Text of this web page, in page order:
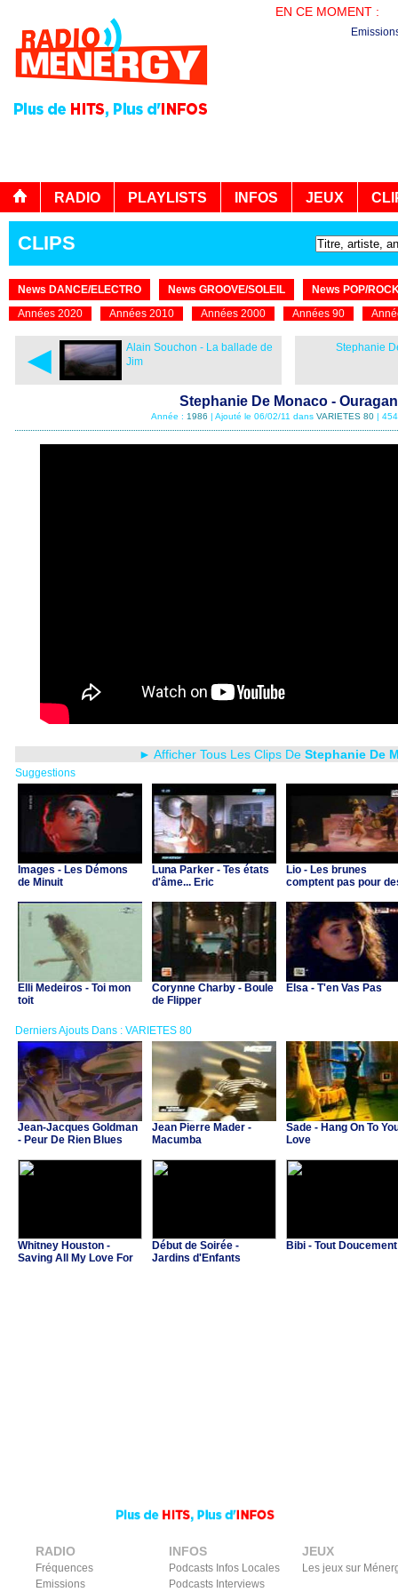
EN CE MOMENT :
RADIO PLAYLISTS INFOS JEUX
CLIPS
News DANCE/ELECTRO News GROOVE/SOLEIL
News POP/
Années 2020
Années 2010 Années 2000 Années 90
◄
Alain Souchon - La ballade de
Jim
Stephanie
Stephanie De Monaco - Ouragan
Année : 1986 | Ajouté le 06/02/11 dans VARIETES 80 |
► Afficher Tous Les Clips De Stephanie De
Suggestions
Images - Les Démons
de Minuit
Luna Parker - Tes états
d'âme... Eric
Lio - Les brunes
comptent pas pour
Elli Medeiros - Toi mon
toit
Corynne Charby - Boule
de Flipper
Elsa - T'en Vas Pas
Derniers Ajouts Dans : VARIETES 80
Jean-Jacques Goldman
- Peur De Rien Blues
Jean Pierre Mader -
Macumba
Sade - Hang On To
Love
Whitney Houston -
Saving All My Love For
Début de Soirée -
Jardins d'Enfants
Bibi - Tout Doucement
RADIO
Fréquences
Emissions
INFOS
Podcasts Infos Locales
Podcasts Interviews
JEUX
Les jeux sur